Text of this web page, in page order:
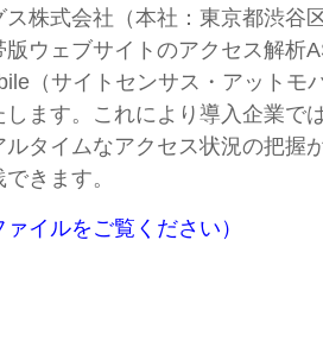
株式会社（本社：東京都渋谷
ウェブサイトのアクセス解析
（サイトセンサス・アットモ
します。これにより導入企業で
ルタイムなアクセス状況の把握
きます。
ァイルをご覧ください）